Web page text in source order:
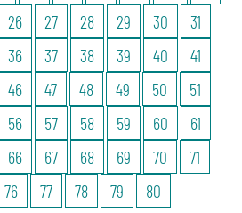
26 27 28 29 30
31
36 37 38 39 40
41
46 47 48 49 50
51
56 57 58 59 60
61
66 67 68 69 70
71
76 77 78 79
80